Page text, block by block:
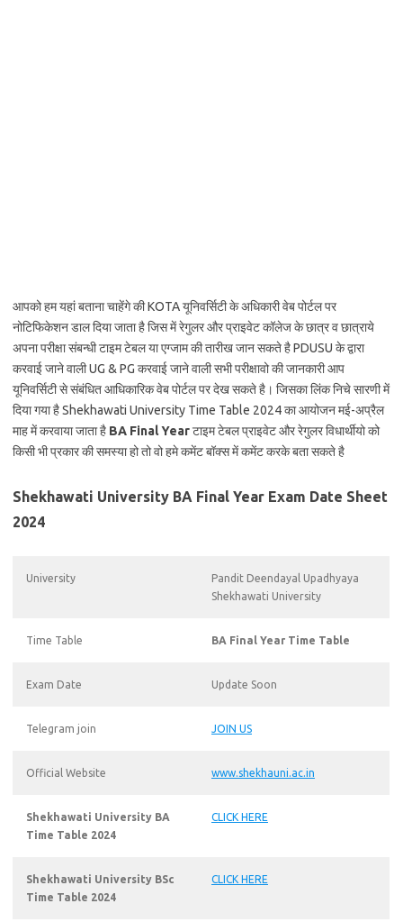
आपको हम यहां बताना चाहेंगे की KOTA यूनिवर्सिटी के अधिकारी वेब पोर्टल पर
नोटिफिकेशन डाल दिया जाता है जिस में रेगुलर और प्राइवेट कॉलेज के छात्र व छात्राये
अपना परीक्षा संबन्धी टाइम टेबल या एग्जाम की तारीख जान सकते है PDUSU के द्वारा
करवाई जाने वाली UG & PG करवाई जाने वाली सभी परीक्षावो की जानकारी आप
यूनिवर्सिटी से संबंधित आधिकारिक वेब पोर्टल पर देख सकते है। जिसका लिंक निचे सारणी में
दिया गया है Shekhawati University Time Table 2024 का आयोजन मई-अप्रैल
माह में करवाया जाता है BA Final Yearटाइम टेबल प्राइवेट और रेगुलर विधार्थीयो को
किसी भी प्रकार की समस्या हो तो वो हमे कमेंट बॉक्स में कमेंट करके बता सकते है
Shekhawati University BA Final Year Exam Date Sheet
2024
University
Pandit Deendayal Upadhyaya
Shekhawati University
Time Table BA Final Year Time Table
Exam Date Update Soon
Telegram join JOIN US
Official Website www.shekhauni.ac.in
Shekhawati University BA
Time Table 2024
CLICK HERE
Shekhawati University BSc
Time Table 2024
CLICK HERE